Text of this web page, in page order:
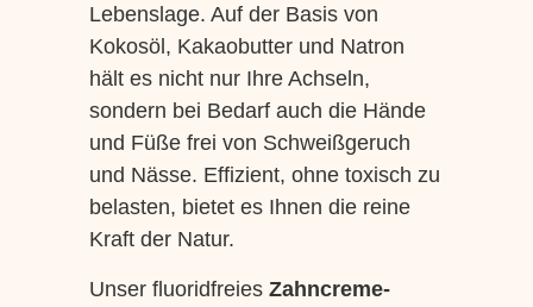
Lebenslage. Auf der Basis von
Kokosöl, Kakaobutter und Natron
hält es nicht nur Ihre Achseln,
sondern bei Bedarf auch die Hände
und Füße frei von Schweißgeruch
und Nässe. Effizient, ohne toxisch zu
belasten, bietet es Ihnen die reine
Kraft der Natur.
Unser fluoridfreies Zahncreme-